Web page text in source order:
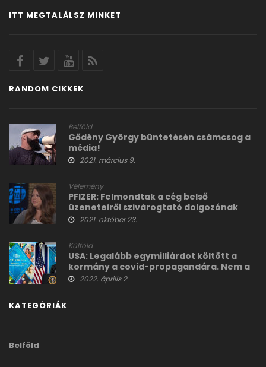
ITT MEGTALÁLSZ MINKET
RANDOM CIKKEK
Belföld
Gődény György büntetésén csámcsog a
média!
2021. március 9.
Vélemény
PFIZER: Felmondtak a cég belső
üzeneteiről szivárogtató dolgozónak
2021. október 23.
Külföld
USA: Legalább egymilliárdot költött a
kormány a covid-propagandára. Nem a
gyógyszergyárak!
2022. április 2.
KATEGÓRIÁK
Belföld